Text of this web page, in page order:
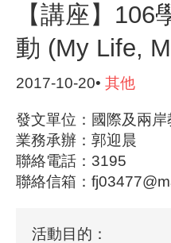
【講座】
動 (My Life,
2017-10-20• 其他
發文單位：國際及兩
業務承辦：郭迎晨
聯絡電話：3195
聯絡信箱：
活動目的：